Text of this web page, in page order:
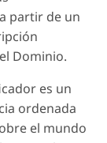
partir de un
Dominio.
es un
ordenada
el mundo